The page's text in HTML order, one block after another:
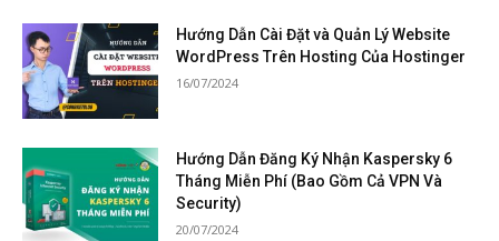
Hướng Dẫn Cài Đặt và Quản Lý Website
WordPress Trên Hosting Của Hostinger
16/07/2024
Hướng Dẫn Đăng Ký Nhận Kaspersky 6
Tháng Miễn Phí (Bao Gồm Cả VPN Và
Security)
20/07/2024